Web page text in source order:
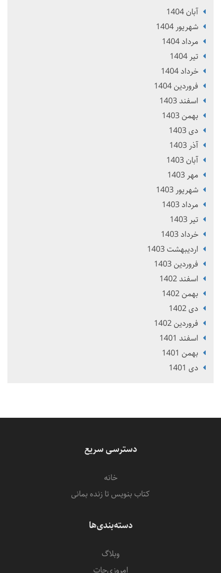
آبان 1404
شهریور 1404
مرداد 1404
تير 1404
خرداد 1404
فروردین 1404
اسفند 1403
بهمن 1403
دی 1403
آذر 1403
آبان 1403
مهر 1403
شهریور 1403
مرداد 1403
تير 1403
خرداد 1403
ارديبهشت 1403
فروردین 1403
اسفند 1402
بهمن 1402
دی 1402
فروردین 1402
اسفند 1401
بهمن 1401
دی 1401
دسترسی سریع
خانه
کتاب بنویس تا زنده بمانی
دسته‌بندی‌ها
وبلاگ
امروزی‌‌جات